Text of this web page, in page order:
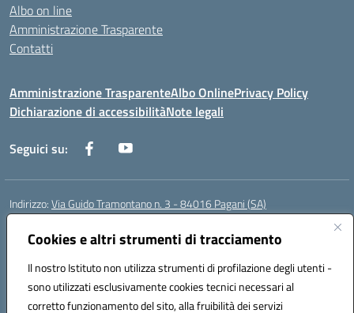
Cookies e altri strumenti di tracciamento
Il nostro Istituto non utilizza strumenti di profilazione degli utenti -
sono utilizzati esclusivamente cookies tecnici necessari al
corretto funzionamento del sito, alla fruibilità dei servizi
Albo on line
Amministrazione Trasparente
Contatti
Amministrazione TrasparenteAlbo OnlinePrivacy Policy
Dichiarazione di accessibilitàNote legali
Seguici su:
Indirizzo:Via Guido Tramontano n. 3 - 84016 Pagani (SA)
Centralino:
Posta elettronica certificata (PEC):saps08000t@pec.istruzione.it
Codice fiscale: 80022400651
Codice meccanografico:SAPS08000T
Codice Indice delle Pubbliche Amministrazioni (IPA): istsc_saps08000t